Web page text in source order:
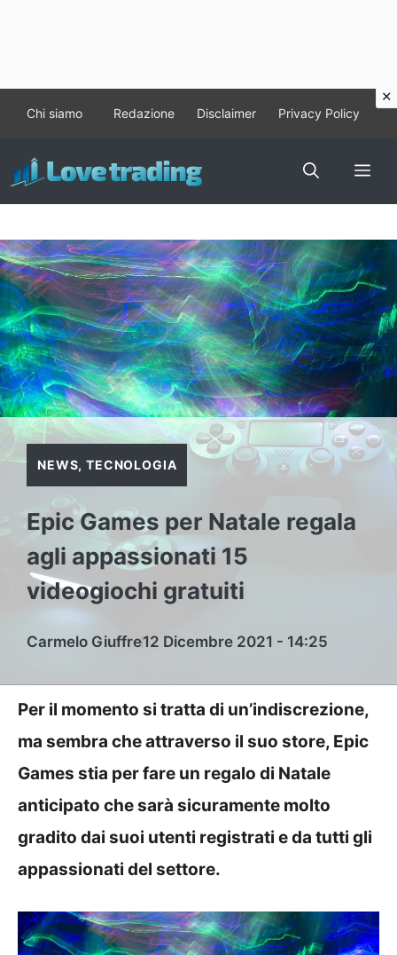
contenuto
Chi siamo Redazione Disclaimer Privacy Policy
NEWS,TECNOLOGIA
Epic Games per Natale regala
agli appassionati 15
videogiochi gratuiti
Carmelo Giuffre12 Dicembre 2021 - 14:25
Per il momento si tratta di un’indiscrezione,
ma sembra che attraverso il suo store, Epic
Games stia per fare un regalo di Natale
anticipato che sarà sicuramente molto
gradito dai suoi utenti registrati e da tutti gli
appassionati del settore.